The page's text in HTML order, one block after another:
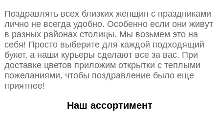
Поздравлять всех близких женщин с праздниками
лично не всегда удобно. Особенно если они живут
в разных районах столицы. Мы возьмем это на
себя! Просто выберите для каждой подходящий
букет, а наши курьеры сделают все за вас. При
доставке цветов приложим открытки с теплыми
пожеланиями, чтобы поздравление было еще
приятнее!
Наш ассортимент